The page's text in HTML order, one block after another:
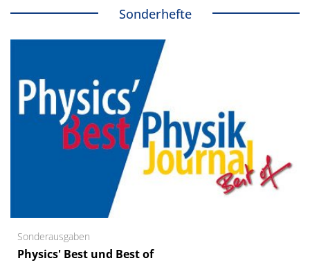
Sonderhefte
Sonderausgaben
Physics' Best und Best of